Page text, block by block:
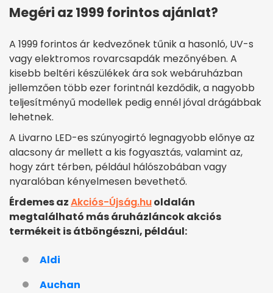
Megéri az 1999 forintos ajánlat?
A 1999 forintos ár kedvezőnek tűnik a hasonló, UV-s
vagy elektromos rovarcsapdák mezőnyében. A
kisebb beltéri készülékek ára sok webáruházban
jellemzően több ezer forintnál kezdődik, a nagyobb
teljesítményű modellek pedig ennél jóval drágábbak
lehetnek.
A Livarno LED-es szúnyogirtó legnagyobb előnye az
alacsony ár mellett a kis fogyasztás, valamint az,
hogy zárt térben, például hálószobában vagy
nyaralóban kényelmesen bevethető.
Érdemes azAkciós-Újság.huoldalán
megtalálható más áruházláncok akciós
termékeit is átböngészni, például:
Aldi
Auchan